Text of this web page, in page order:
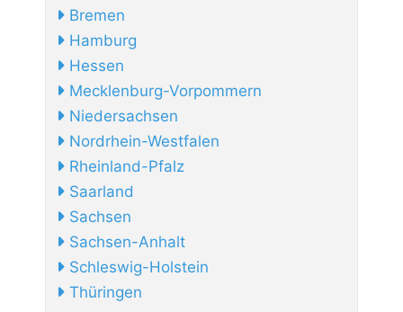
Bremen
Hamburg
Hessen
Mecklenburg-Vorpommern
Niedersachsen
Nordrhein-Westfalen
Rheinland-Pfalz
Saarland
Sachsen
Sachsen-Anhalt
Schleswig-Holstein
Thüringen